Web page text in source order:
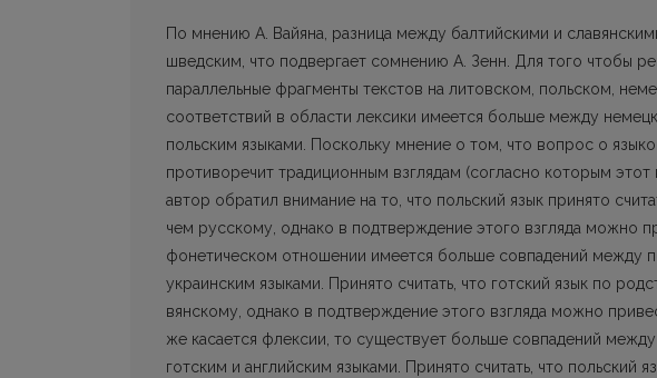
По мнению А. Вайяна, разница между балтийскими и
шведским, что подвергает сомнению А. Зенн. Для того чтобы
параллельные фрагменты текстов на литовском, польском,
соответствий в области лексики имеется больше между
польским языками. Поскольку мнение о том, что вопрос о
противоречит традиционным взглядам (согласно которым
автор обратил внимание на то, что польский язык принято
чем русскому, однако в подтверждение этого взгляда можно
фонетическом отношении имеется больше совпадений между
украинским языками. Принято считать, что готский язык по
вянскому, однако в подтверждение этого взгляда можно
же касается флексии, то существует больше совпадений
готским и английским языками. Принято считать, что поль­ский